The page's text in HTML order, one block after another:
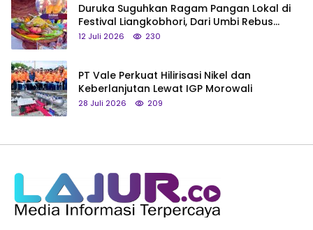
Duruka Suguhkan Ragam Pangan Lokal di
Festival Liangkobhori, Dari Umbi Rebus
hingga Tumpeng Beras Muna
12 Juli 2026 230
PT Vale Perkuat Hilirisasi Nikel dan
Keberlanjutan Lewat IGP Morowali
28 Juli 2026 209